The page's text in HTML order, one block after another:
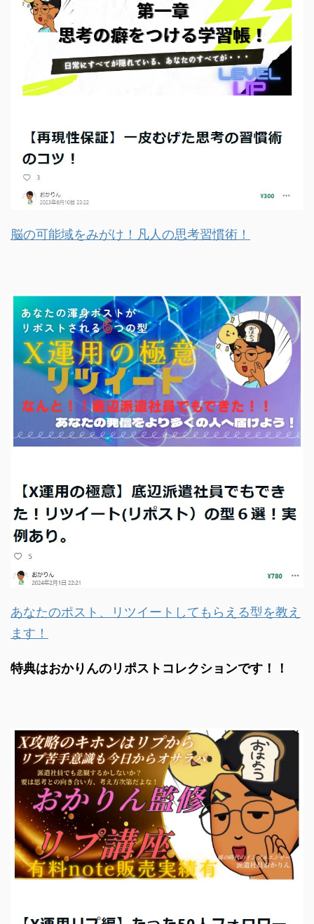
脳の可能域をみがけ！凡人の思考習慣術！
あなたのポスト、リツイートしてもらえる型を教え
ます！
特典はおかりんのリポストコレクションです！！